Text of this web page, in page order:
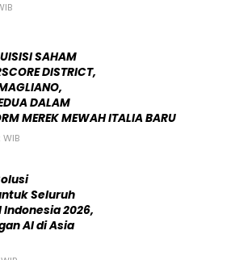
SAHAM
DISTRICT,
DALAM
MEREK MEWAH ITALIA BARU
Seluruh
Indonesia 2026,
AI di Asia